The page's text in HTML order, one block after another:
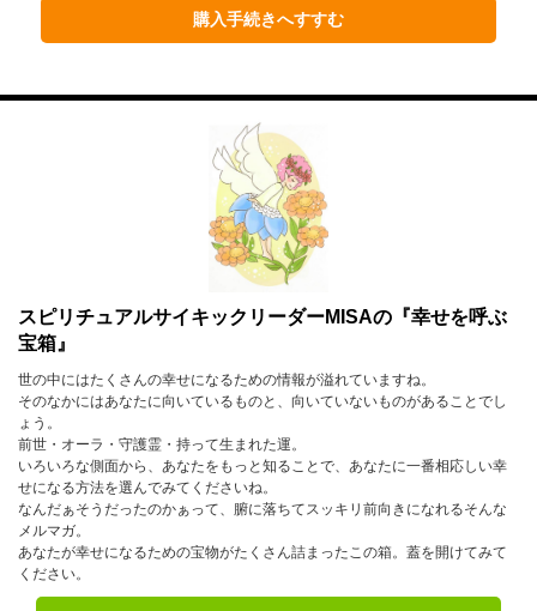
スピリチュアルサイキックリーダーMISAの『幸せを呼ぶ
宝箱』
世の中にはたくさんの幸せになるための情報が溢れていますね。
そのなかにはあなたに向いているものと、向いていないものがあることでし
ょう。
前世・オーラ・守護霊・持って生まれた運。
いろいろな側面から、あなたをもっと知ることで、あなたに一番相応しい幸
せになる方法を選んでみてくださいね。
なんだぁそうだったのかぁって、腑に落ちてスッキリ前向きになれるそんな
メルマガ。
あなたが幸せになるための宝物がたくさん詰まったこの箱。蓋を開けてみて
ください。
2月
7月 8月 9月
11月
2月
10月 11月 12月
2022年
1月 2月
4月 5月 6月
7月
購入手続きへすすむ